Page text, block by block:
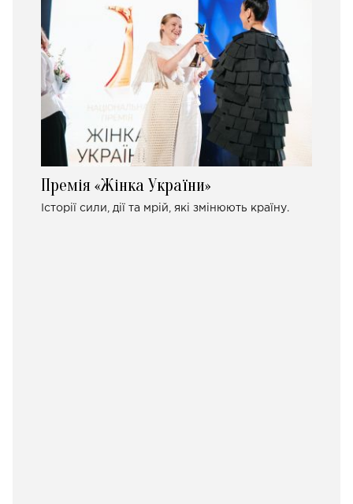
Премія «Жінка України»
Історії сили, дії та мрій, які змінюють країну.